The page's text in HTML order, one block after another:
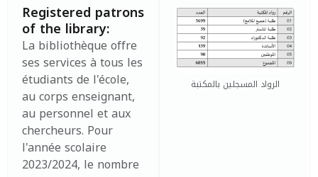
Registered patrons
of the library:
La bibliothèque offre
ses services à tous les
étudiants de l'école,
au corps enseignant,
au personnel et aux
chercheurs. Pour
l'année scolaire
2023/2024, le nombre
الرواد المسجلين بالمكتبة